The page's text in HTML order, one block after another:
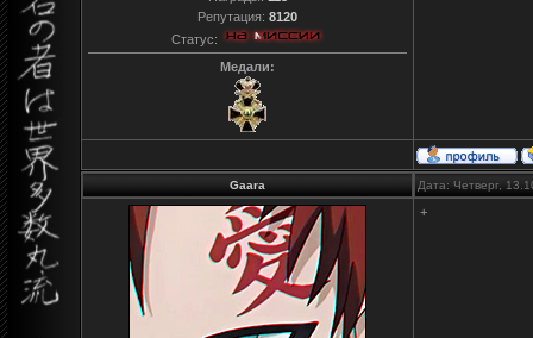
Репутация: 8120
Статус:
Медали:
Gaara Дата: Четверг,
+